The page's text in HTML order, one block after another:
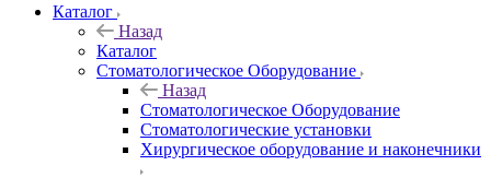
Каталог
Назад
Каталог
Стоматологическое Оборудование
Назад
Стоматологическое Оборудование
Стоматологические установки
Хирургическое оборудование и наконечники